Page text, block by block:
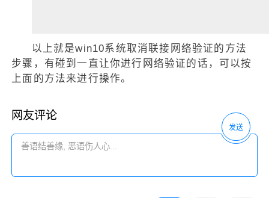
以上就是win10系统取消联接网络验证的方法
步骤，有碰到一直让你进行网络验证的话，可以按
上面的方法来进行操作。
网友评论
发送